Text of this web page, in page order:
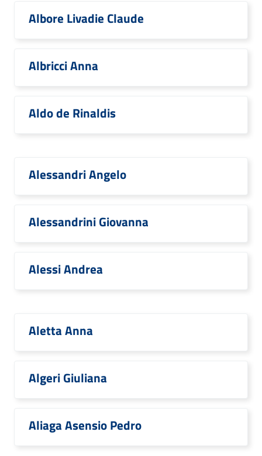
Albore Livadie Claude
Albricci Anna
Aldo de Rinaldis
Alessandri Angelo
Alessandrini Giovanna
Alessi Andrea
Aletta Anna
Algeri Giuliana
Aliaga Asensio Pedro